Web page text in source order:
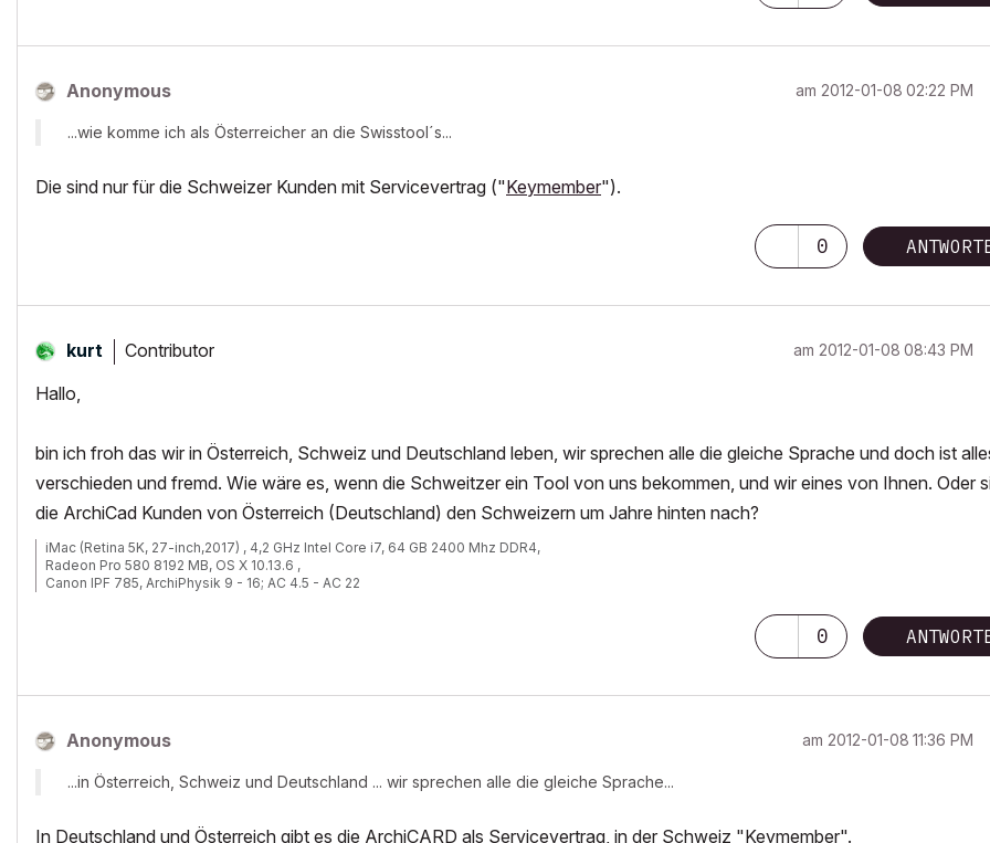
Anonymous am ‎2012-01-08 02:22 PM
...wie komme ich als Österreicher an die Swisstool´s...
Die sind nur für die Schweizer Kunden mit Servicevertrag ("Keymember").
0
kurt Contributor am ‎2012-01-08 08:43 PM
Hallo,
bin ich froh das wir in Österreich, Schweiz und Deutschland leben, wir sprechen alle die gleiche Sprache und doch ist
verschieden und fremd. Wie wäre es, wenn die Schweitzer ein Tool von uns bekommen, und wir eines von Ihnen. Oder
die ArchiCad Kunden von Österreich (Deutschland) den Schweizern um Jahre hinten nach?
iMac (Retina 5K, 27-inch,2017) , 4,2 GHz Intel Core i7, 64 GB 2400 Mhz DDR4,
Radeon Pro 580 8192 MB, OS X 10.13.6 ,
Canon IPF 785, ArchiPhysik 9 - 16; AC 4.5 - AC 22
0
Anonymous am ‎2012-01-08 11:36 PM
...in Österreich, Schweiz und Deutschland ... wir sprechen alle die gleiche Sprache...
In Deutschland und Österreich gibt es die ArchiCARD als Servicevertrag, in der Schweiz "Keymember".